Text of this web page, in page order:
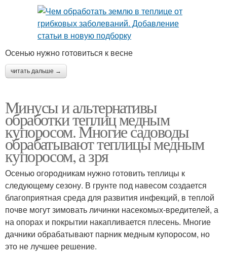
Осенью нужно готовиться к весне
читать дальше →
Минусы и альтернативы
обработки теплиц медным
купоросом. Многие садоводы
обрабатывают теплицы медным
купоросом, а зря
Осенью огородникам нужно готовить теплицы к
следующему сезону. В грунте под навесом создается
благоприятная среда для развития инфекций, в теплой
почве могут зимовать личинки насекомых-вредителей, а
на опорах и покрытии накапливается плесень. Многие
дачники обрабатывают парник медным купоросом, но
это не лучшее решение.